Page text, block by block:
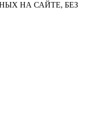
НА САЙТЕ, БЕЗ